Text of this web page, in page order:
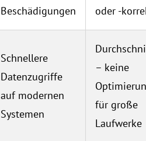
Beschädigungen
oder -
Schnellere
Datenzugriffe
auf modernen
Systemen
– keine
für große
Laufwerke